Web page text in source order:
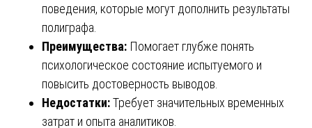
поведения, которые могут дополнить результаты
полиграфа.
Преимущества: Помогает глубже понять
психологическое состояние испытуемого и
повысить достоверность выводов.
Недостатки:Требует значительных временных
затрат и опыта аналитиков.